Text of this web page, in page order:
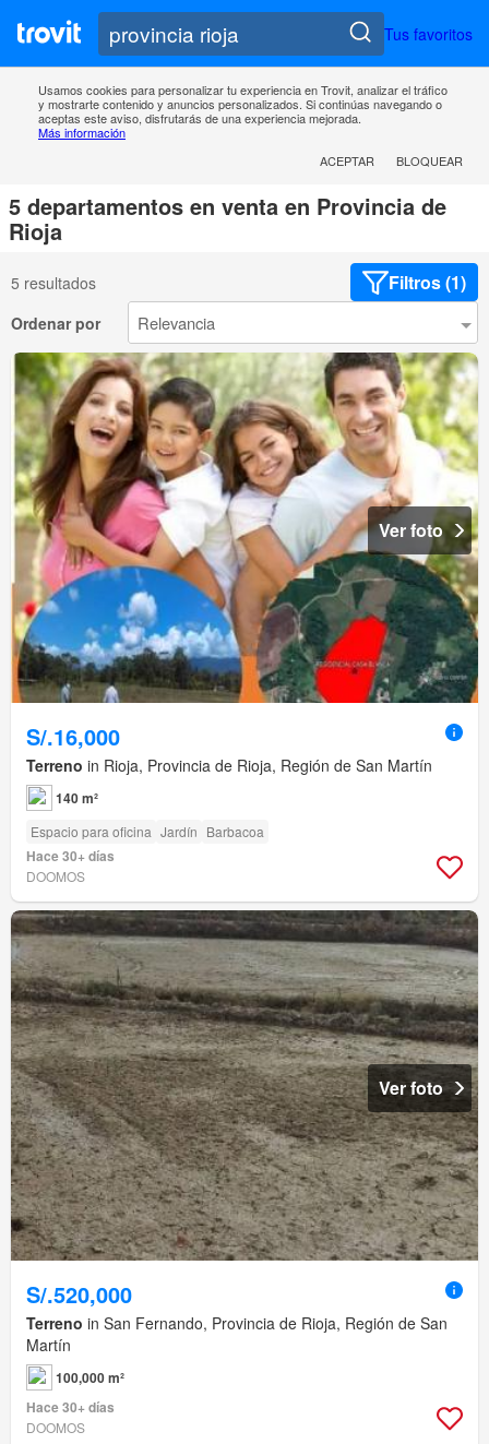
Tus favoritos
Usamos cookies para personalizar tu experiencia en Trovit, analizar el tráfico
y mostrarte contenido y anuncios personalizados. Si continúas navegando o
aceptas este aviso, disfrutarás de una experiencia mejorada.
Más información
ACEPTAR
BLOQUEAR
5 departamentos en venta en Provincia de
Rioja
5 resultados Filtros (1)
Ordenar por
Ver foto
S/.16,000
Terreno in Rioja, Provincia de Rioja, Región de San Martín
140 m²
Espacio para oficina Jardín Barbacoa
Hace 30+ días
DOOMOS
Ver foto
S/.520,000
Terreno in San Fernando, Provincia de Rioja, Región de San
Martín
100,000 m²
Hace 30+ días
DOOMOS